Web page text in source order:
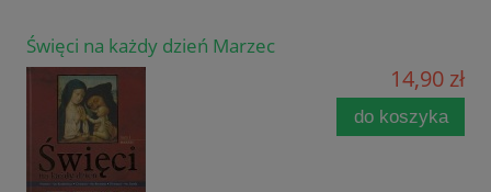
Święci na każdy dzień Marzec
14,90 zł
do koszyka